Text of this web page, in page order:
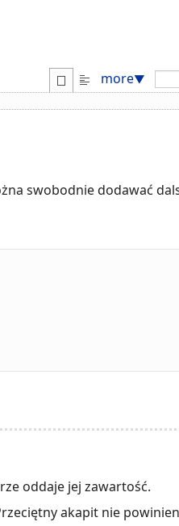
more▼
swobodnie dodawać
oddaje jej zawartość.
akapit nie powinien